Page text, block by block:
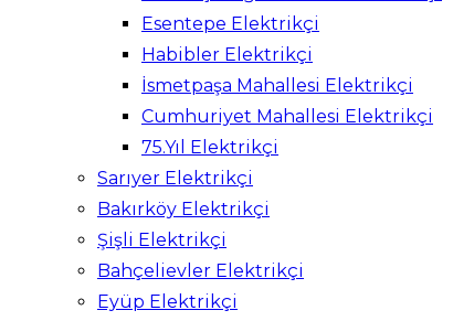
Esentepe Elektrikçi
Habibler Elektrikçi
İsmetpaşa Mahallesi Elektrikçi
Cumhuriyet Mahallesi Elektrikçi
75.Yıl Elektrikçi
Sarıyer Elektrikçi
Bakırköy Elektrikçi
Şişli Elektrikçi
Bahçelievler Elektrikçi
Eyüp Elektrikçi